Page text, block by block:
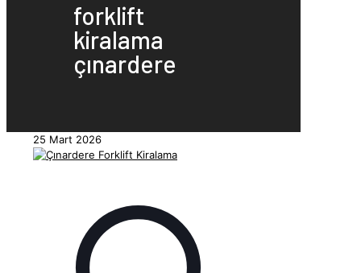
forklift
kiralama
çınardere
25 Mart 2026